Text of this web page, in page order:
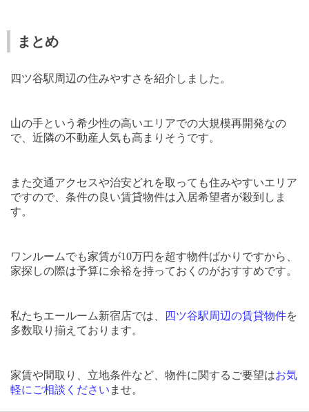
まとめ
四ツ谷駅周辺の住みやすさを紹介しました。
山の手という希少性の高いエリアでの大規模再開発なの
で、近隣の不動産人気も高まりそうです。
また交通アクセスや治安どれを取っても住みやすいエリア
ですので、条件の良い賃貸物件は入居希望者が殺到しま
す。
ワンルームでも家賃が10万円を超す物件ばかりですから、
家探しの際は予算に余裕を持っておくのがおすすめです。
私たちエールーム新宿店では、 四ツ谷駅周辺の賃貸物件を
多数取り揃えております。
家賃や間取り、立地条件など、物件に関するご要望はお気
軽にご相談ください ませ。